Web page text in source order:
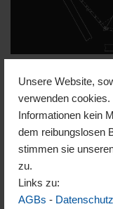
Unsere Website,
verwenden cookies.
Informationen kein
dem reibungslosen
stimmen sie
zu.
Links zu:
AGBs -
Jurtendächer
Wir bieten
gestalten.
vor. Das klassische
aufgebaut. Etwas
Schlinge-Öse oder
das Jurtendach